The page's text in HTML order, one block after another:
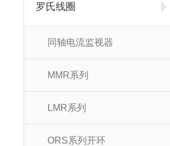
罗氏线圈
同轴电流监视器
MMR系列
LMR系列
ORS系列开环